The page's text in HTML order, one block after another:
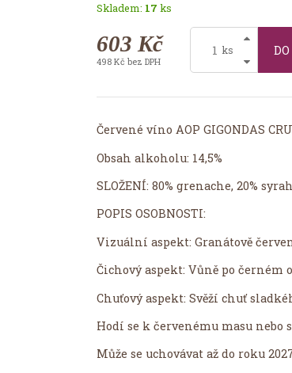
Skladem: 17 ks
603 Kč
498 Kč bez DPH
ks
Červené víno AOP GIGONDAS CRU
Obsah alkoholu: 14,5%
SLOŽENÍ: 80% grenache, 20%
POPIS OSOBNOSTI:
Vizuální aspekt: Granátově
Čichový aspekt: Vůně po černém
Chuťový aspekt: Svěží chuť
Hodí se k červenému masu nebo
Může se uchovávat až do roku